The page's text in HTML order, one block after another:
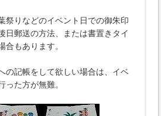
祭りなどのイベント日での御朱印
日郵送の方法、または書置きタイ
合もあります。
の記帳をして欲しい場合は、イベ
った方が無難。